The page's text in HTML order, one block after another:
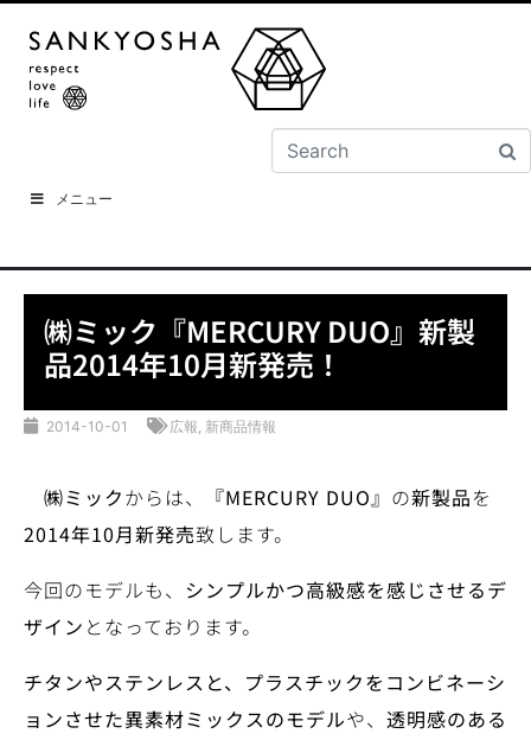
メニュー
㈱ミック『MERCURY DUO』新製
品2014年10月新発売！
2014-10-01 広報, 新商品情報
㈱ミックからは、 『MERCURY DUO』 の新製品を
2014年10月新発売致します。
今回のモデルも、 シンプルかつ高級感を感じさせるデ
ザイン となっております。
チタンやステンレスと、プラスチックをコンビネーシ
ョンさせた異素材ミックスのモデルや、 透明感のある